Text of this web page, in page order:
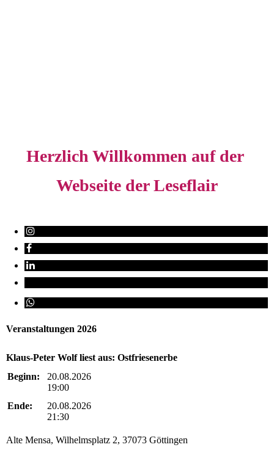
Herzlich Willkommen auf der
Webseite der Leseflair
Veranstaltungen 2026
Klaus-Peter Wolf liest aus: Ostfriesenerbe
Beginn:
20.08.2026
19:00
Ende:
20.08.2026
21:30
Alte Mensa, Wilhelmsplatz 2, 37073 Göttingen